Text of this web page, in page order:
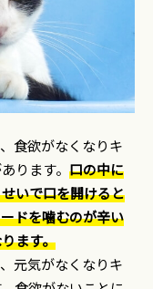
食欲がなくなりキ
ります。口の中に
いで口を開けると
ドを噛むのが辛い
ます。
元気がなくなりキ